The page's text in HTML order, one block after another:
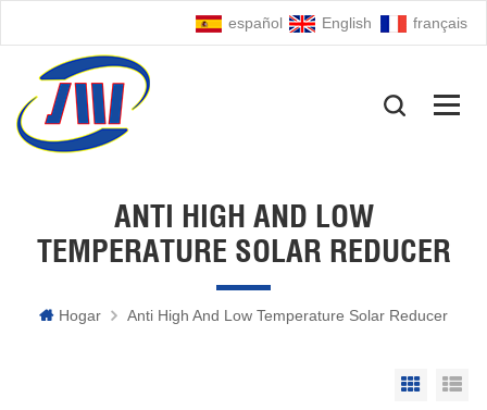
español English français
ANTI HIGH AND LOW
TEMPERATURE SOLAR REDUCER
Hogar Anti High And Low Temperature Solar Reducer
Grid